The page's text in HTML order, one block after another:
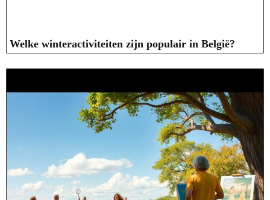
Welke winteractiviteiten zijn populair in België?